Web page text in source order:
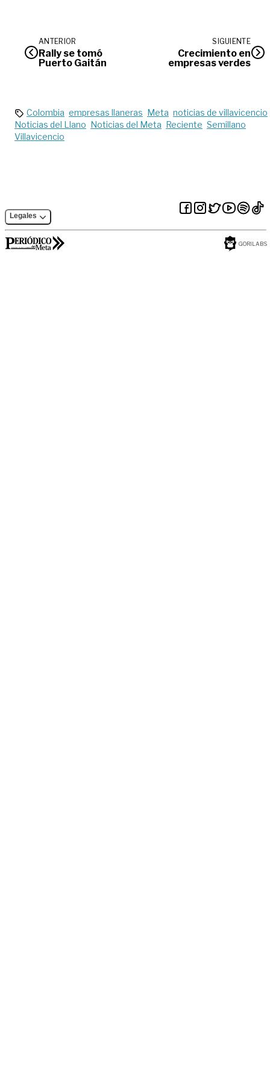
ANTERIOR
Rally se tomó
Puerto Gaitán
SIGUIENTE
Crecimiento en
empresas verdes
Colombia empresas llaneras Meta noticias de villavicencio
Noticias del Llano Noticias del Meta Reciente Semillano
Villavicencio
Legales
GORILABS